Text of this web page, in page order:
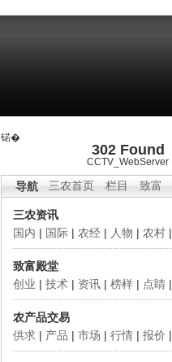
锘�
302 Found
CCTV_WebServer
三农首页 栏目 致富
导航
三农资讯
国内 | 国际 | 农经 | 人物 | 农村 |
致富殿堂
创业 | 技术 | 资讯 | 榜样 | 点睛 |
农产品交易
供求 | 产品 | 市场 | 行情 | 报价 |